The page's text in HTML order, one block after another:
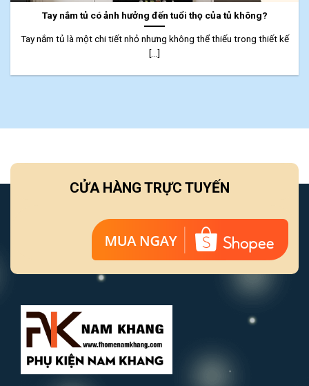
Tay nắm tủ có ảnh hưởng đến tuổi thọ của tủ không?
Tay nắm tủ là một chi tiết nhỏ nhưng không thể thiếu trong thiết kế
[...]
CỬA HÀNG TRỰC TUYẾN